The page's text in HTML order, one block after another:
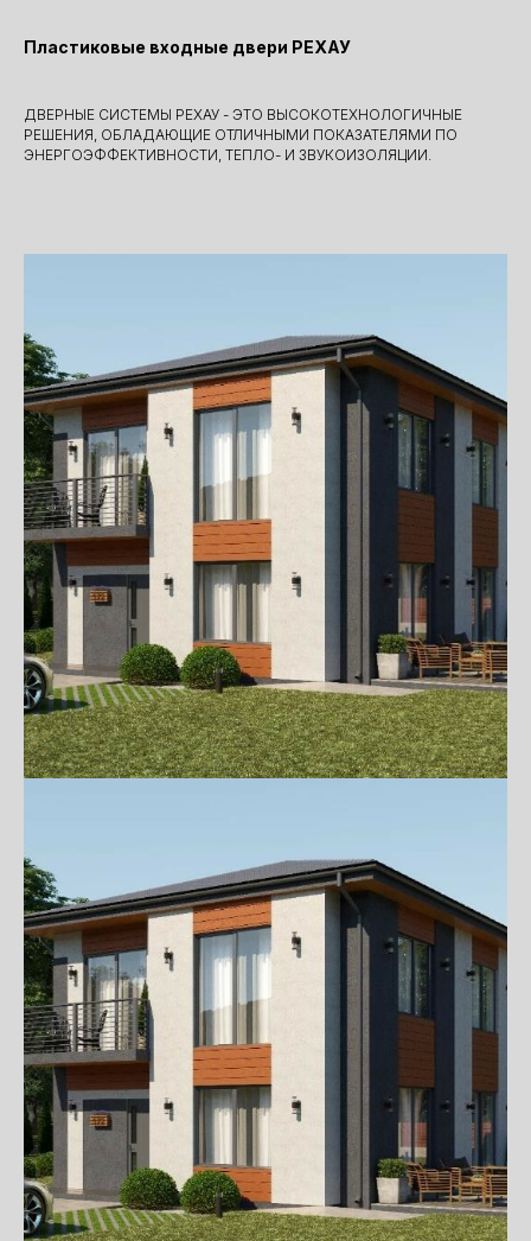
Пластиковые входные двери РЕХАУ
ДВЕРНЫЕ СИСТЕМЫ РЕХАУ - ЭТО ВЫСОКОТЕХНОЛОГИЧНЫЕ
РЕШЕНИЯ, ОБЛАДАЮЩИЕ ОТЛИЧНЫМИ ПОКАЗАТЕЛЯМИ ПО
ЭНЕРГОЭФФЕКТИВНОСТИ, ТЕПЛО- И ЗВУКОИЗОЛЯЦИИ.